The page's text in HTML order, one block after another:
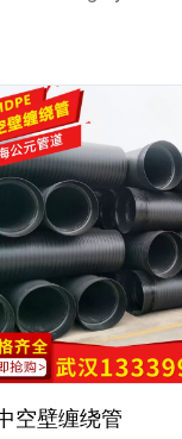
空壁缠绕管